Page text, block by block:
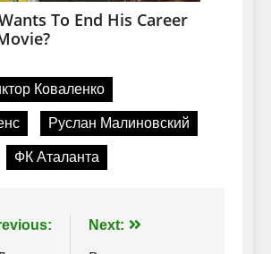
Коваленко
Руслан Малиновский
ФК Аталанта
Next: